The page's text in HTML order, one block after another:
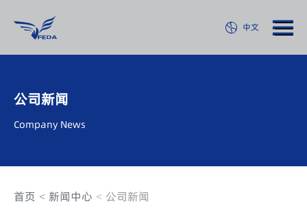
中文
公司新闻
Company News
首页 新闻中心 公司新闻